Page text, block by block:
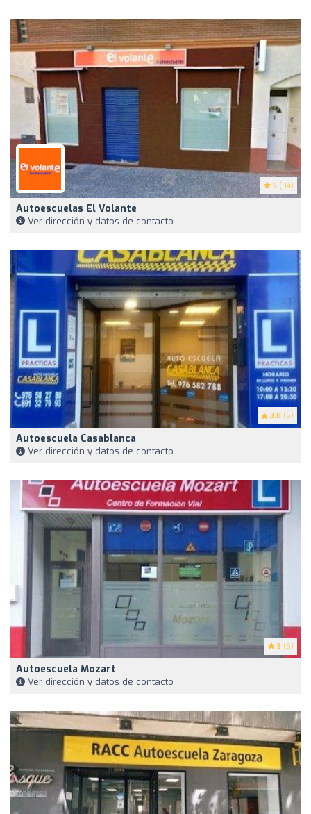
5 (84)
Autoescuelas El Volante
Ver dirección y datos de contacto
3.8 (6)
Autoescuela Casablanca
Ver dirección y datos de contacto
5 (5)
Autoescuela Mozart
Ver dirección y datos de contacto